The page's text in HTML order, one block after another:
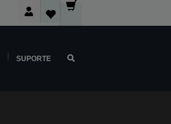
SUPORTE